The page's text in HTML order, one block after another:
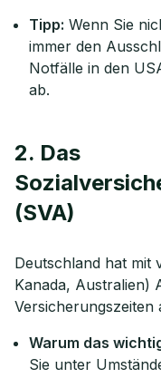
Tipp: Wenn Sie
immer den
Notfälle in den
ab.
2. Das
(SVA)
Deutschland hat mit
Kanada, Australien)
Versicherungszeiten
Warum das
Sie unter